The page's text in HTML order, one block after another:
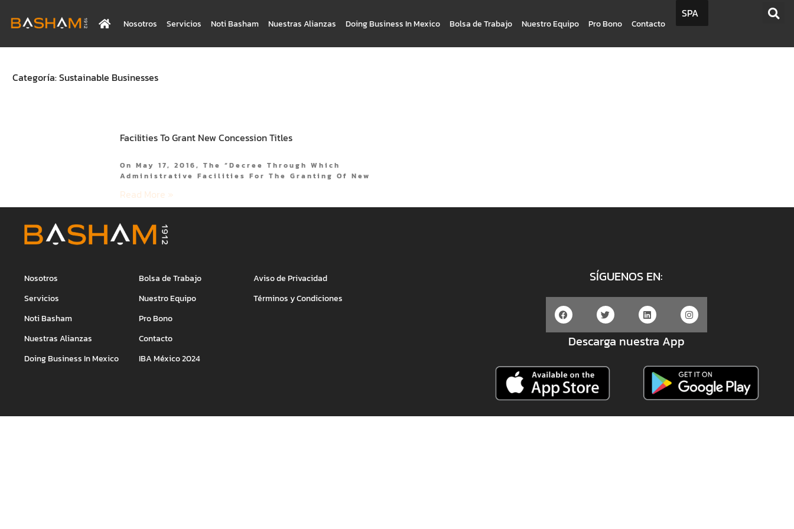
Nosotros Servicios Noti Basham Nuestras Alianzas Doing Business In Mexico Bolsa de Trabajo Nuestro Equipo Pro Bono Contacto
SPA
Categoría: Sustainable Businesses
Facilities To Grant New Concession Titles
On May 17, 2016, The “Decree Through Which
Administrative Facilities For The Granting Of New
Read More »
Nosotros
Servicios
Noti Basham
Nuestras Alianzas
Doing Business In Mexico
Bolsa de Trabajo
Nuestro Equipo
Pro Bono
Contacto
IBA México 2024
Aviso de Privacidad
Términos y Condiciones
SÍGUENOS EN:
Descarga nuestra App